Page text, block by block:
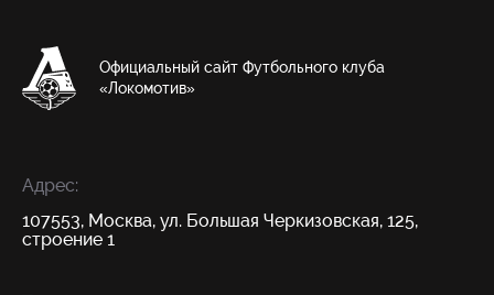
Официальный сайт Футбольного клуба
«Локомотив»
Адрес:
107553, Москва, ул. Большая Черкизовская, 125,
строение 1